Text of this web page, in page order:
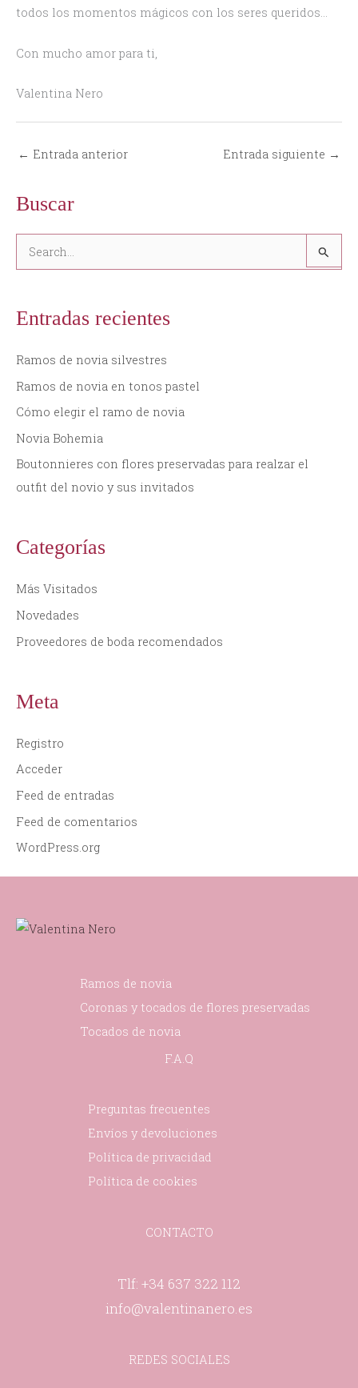
todos los momentos mágicos con los seres queridos…
Con mucho amor para ti,
Valentina Nero
← Entrada anterior Entrada siguiente →
Buscar
c
p
o
r
:
Entradas recientes
Ramos de novia silvestres
Ramos de novia en tonos pastel
Cómo elegir el ramo de novia
Novia Bohemia
Boutonnieres con flores preservadas para realzar el
outfit del novio y sus invitados
Categorías
Más Visitados
Novedades
Proveedores de boda recomendados
Meta
Registro
Acceder
Feed de entradas
Feed de comentarios
WordPress.org
Ramos de novia
Coronas y tocados de flores preservadas
Tocados de novia
F.A.Q
Preguntas frecuentes
Envíos y devoluciones
Política de privacidad
Política de cookies
CONTACTO
Tlf: +34 637 322 112
info@valentinanero.es
REDES SOCIALES